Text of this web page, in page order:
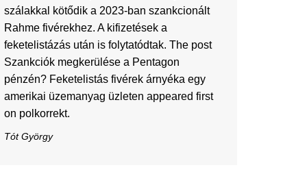
szálakkal kötődik a 2023-ban szankcionált
Rahme fivérekhez. A kifizetések a
feketelistázás után is folytatódtak. The post
Szankciók megkerülése a Pentagon
pénzén? Feketelistás fivérek árnyéka egy
amerikai üzemanyag üzleten appeared first
on polkorrekt.
Tót György